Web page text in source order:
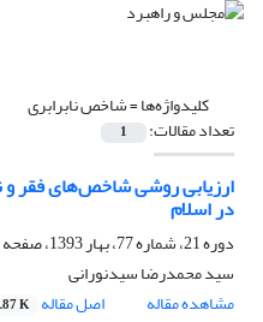
کلیدواژه‌ها =شاخص نابرابری
تعداد مقالات: 1
ارزیابی روشی شاخص‌های فقر و
در اسلام
دوره 21، شماره 77، بهار 1393، صفحه
سید محمدرضا سیدنورانی
مشاهده مقاله
اصل مقاله K